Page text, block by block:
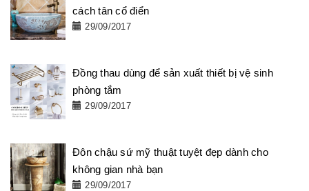
cách tân cổ điển
29/09/2017
Đồng thau dùng để sản xuất thiết bị vệ sinh
phòng tắm
29/09/2017
Đôn chậu sứ mỹ thuật tuyệt đẹp dành cho
không gian nhà bạn
29/09/2017